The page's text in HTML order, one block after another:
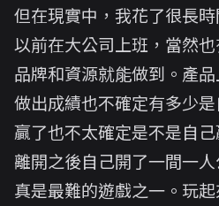
但在現實中，我花了很長
以前在大公司上班，當然
品牌和資源就能做到。產
做出成績也不確定有多少
贏了也不太確定是不是自己
離開之後自己開了一間一
真是最難的遊戲之一。玩